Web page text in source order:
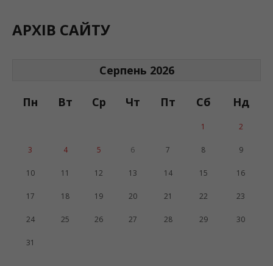
АРХІВ САЙТУ
Серпень 2026
Пн Вт Ср Чт Пт Сб Нд
1 2
3 4 5 6 7 8 9
10 11 12 13 14 15 16
17 18 19 20 21 22 23
24 25 26 27 28 29 30
31